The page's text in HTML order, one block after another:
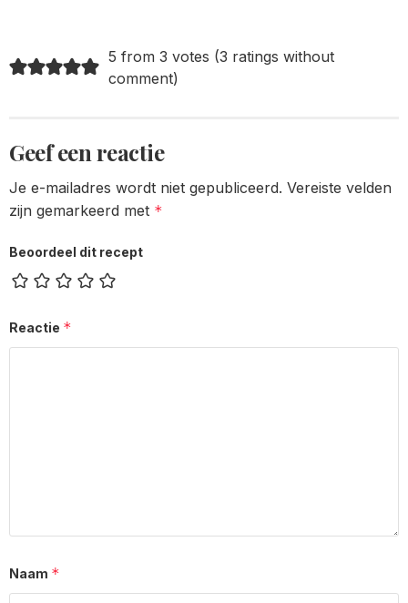
5 from 3 votes (3 ratings without
comment)
Geef een reactie
Je e-mailadres wordt niet gepubliceerd. Vereiste velden
zijn gemarkeerd met *
Beoordeel dit recept
Reactie *
Naam *